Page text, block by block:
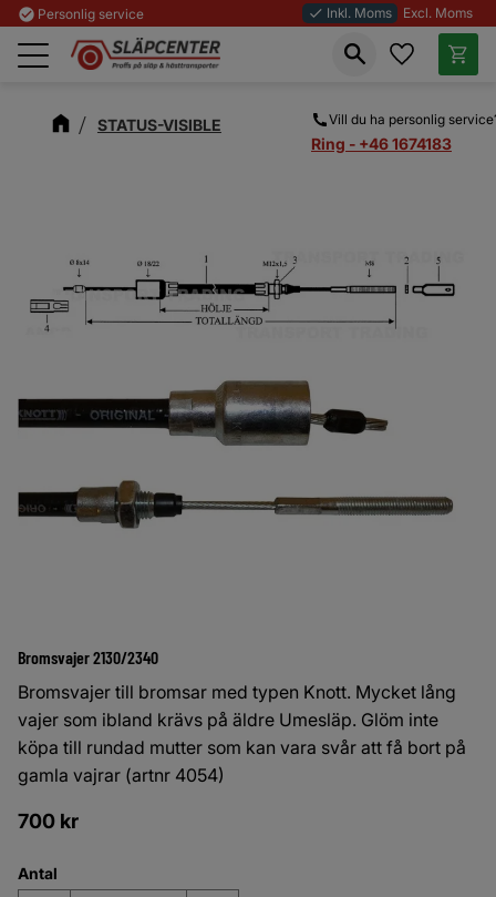
Meny
check_circle Personlig service done Inkl. Moms Excl. Moms
Vill du ha personlig
Ring - +46 1674183
Favoriter
STATUS-VISIBLE
Bromsvajer 2130/2340
Bromsvajer till bromsar med typen Knott. Mycket lång
vajer som ibland krävs på äldre Umesläp. Glöm inte
köpa till rundad mutter som kan vara svår att få bort på
gamla vajrar (artnr 4054)
700 kr
Antal